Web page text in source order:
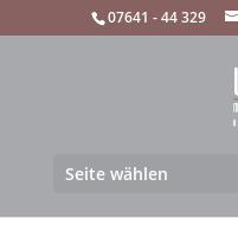
07641 - 44 329
Seite wählen